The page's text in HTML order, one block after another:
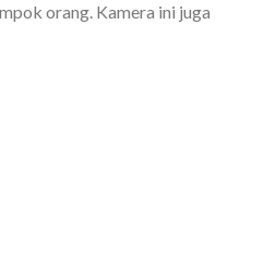
orang. Kamera ini juga